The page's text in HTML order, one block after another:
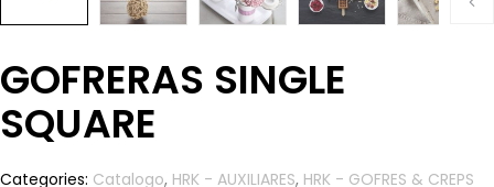
GOFRERAS SINGLE
SQUARE
Categories: Catalogo, HRK - AUXILIARES, HRK - GOFRES & CREPS